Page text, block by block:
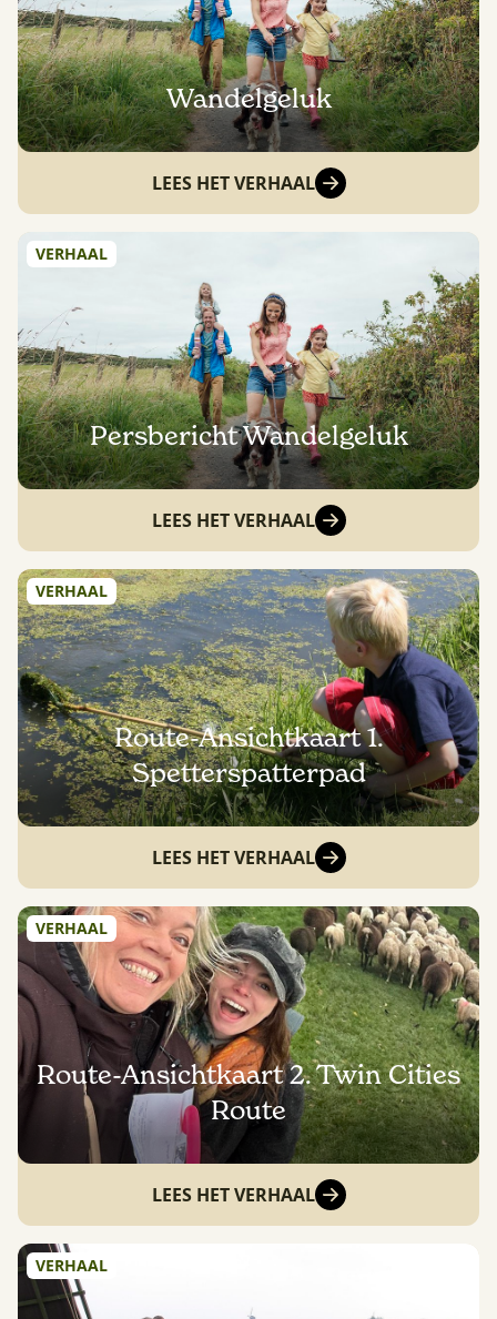
Wandelgeluk
LEES HET VERHAAL
VERHAAL
Persbericht Wandelgeluk
LEES HET VERHAAL
VERHAAL
Route-Ansichtkaart 1.
Spetterspatterpad
LEES HET VERHAAL
VERHAAL
Route-Ansichtkaart 2. Twin Cities
Route
LEES HET VERHAAL
VERHAAL